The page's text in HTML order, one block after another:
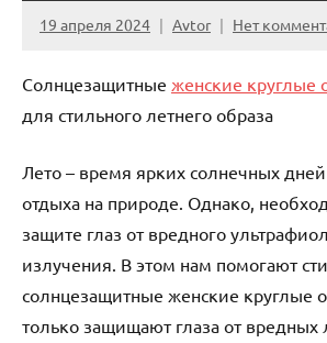
19 апреля 2024 Avtor Нет
Солнцезащитные женские круглые
для стильного летнего образа
Лето – время ярких солнечных
отдыха на природе. Однако,
защите глаз от вредного
излучения. В этом нам помогают
солнцезащитные женские круглые
только защищают глаза от вредных